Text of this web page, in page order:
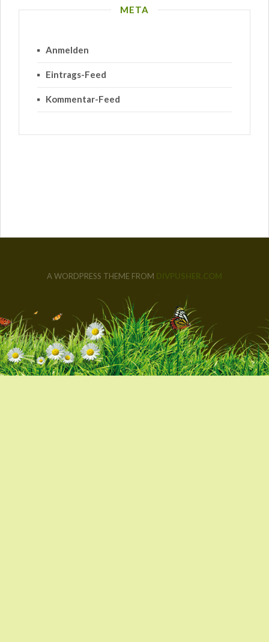
META
Anmelden
Eintrags-Feed
Kommentar-Feed
A WORDPRESS THEME FROM DIVPUSHER.COM